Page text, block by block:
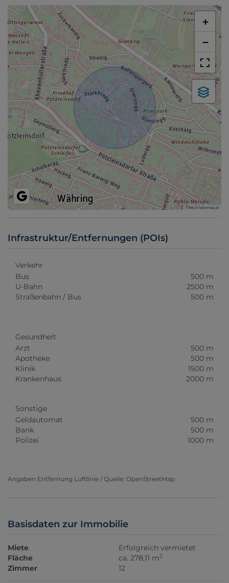
+
−
Tiles ©basemap.at
Infrastruktur/Entfernungen (POIs)
Verkehr
Bus
500 m
U-Bahn
2500 m
Straßenbahn / Bus
500 m
Gesundheit
Arzt
500 m
Apotheke
500 m
Klinik
1500 m
Krankenhaus
2000 m
Sonstige
Geldautomat
500 m
Bank
500 m
Polizei
1000 m
Angaben Entfernung Luftlinie / Quelle: OpenStreetMap
Basisdaten zur Immobilie
Miete
Erfolgreich vermietet
Fläche
ca. 278,11 m2
Zimmer 12